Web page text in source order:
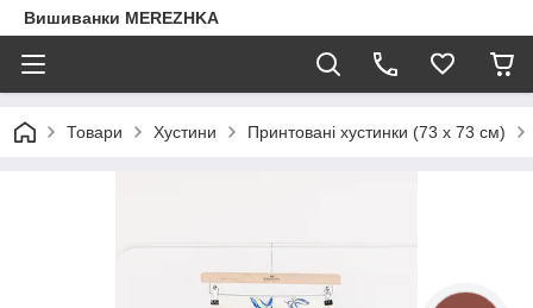
Вишиванки MEREZHKA
Товари Хустини Принтовані хустинки (73 х 73 см)